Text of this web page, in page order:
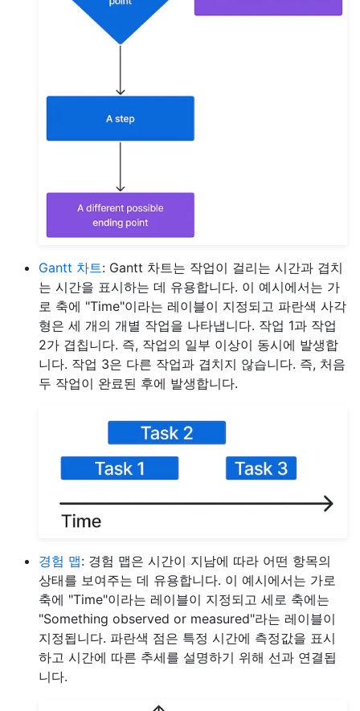
Gantt 차트: Gantt 차트는 작업이 걸리는 시간과 겹치
는 시간을 표시하는 데 유용합니다. 이 예시에서는 가
로 축에 "Time"이라는 레이블이 지정되고 파란색 사각
형은 세 개의 개별 작업을 나타냅니다. 작업 1과 작업
2가 겹칩니다. 즉, 작업의 일부 이상이 동시에 발생합
니다. 작업 3은 다른 작업과 겹치지 않습니다. 즉, 처음
두 작업이 완료된 후에 발생합니다.
경험 맵: 경험 맵은 시간이 지남에 따라 어떤 항목의
상태를 보여주는 데 유용합니다. 이 예시에서는 가로
축에 "Time"이라는 레이블이 지정되고 세로 축에는
"Something observed or measured"라는 레이블이
지정됩니다. 파란색 점은 특정 시간에 측정값을 표시
하고 시간에 따른 추세를 설명하기 위해 선과 연결됩
니다.